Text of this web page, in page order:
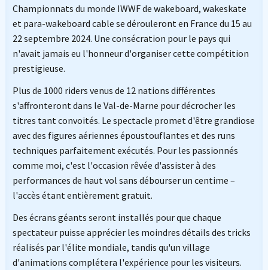
Championnats du monde IWWF de wakeboard, wakeskate
et para-wakeboard cable se dérouleront en France du 15 au
22 septembre 2024. Une consécration pour le pays qui
n'avait jamais eu l'honneur d'organiser cette compétition
prestigieuse.
Plus de 1000 riders venus de 12 nations différentes
s'affronteront dans le Val-de-Marne pour décrocher les
titres tant convoités. Le spectacle promet d'être grandiose
avec des figures aériennes époustouflantes et des runs
techniques parfaitement exécutés. Pour les passionnés
comme moi, c'est l'occasion rêvée d'assister à des
performances de haut vol sans débourser un centime –
l'accès étant entièrement gratuit.
Des écrans géants seront installés pour que chaque
spectateur puisse apprécier les moindres détails des tricks
réalisés par l'élite mondiale, tandis qu'un village
d'animations complétera l'expérience pour les visiteurs.